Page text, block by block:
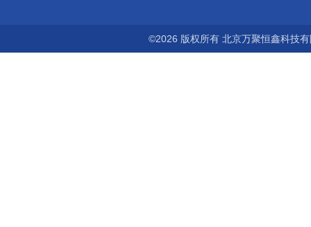
©2026 版权所有 北京万聚恒鑫科技